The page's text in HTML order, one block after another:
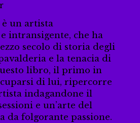
è un artista
intransigente, che ha
secolo di storia degli
e la tenacia di
libro, il primo in
di lui, ripercorre
indagandone il
e un’arte del
da folgorante passione.